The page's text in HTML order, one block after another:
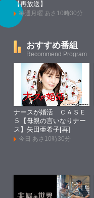
【再放送】
毎週月曜 あさ10時30分
おすすめ番組
Recommend Program
ナースが婚活 ＣＡＳＥ
５【母親の言いなりナー
ス】矢田亜希子[再]
今日 あさ10時30分